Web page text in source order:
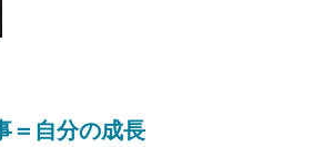
＝自分の成長